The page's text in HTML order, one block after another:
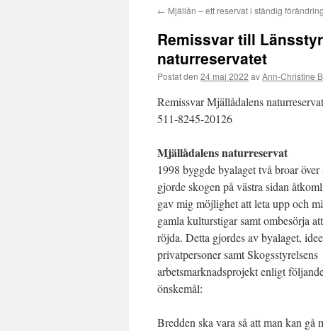
innehåll
← Mjällån – ett reservat i ständig förändring
Remissvar till
naturreservatet
Postat den 24 maj 2022 avAnn-Christine
Remissvar Mjällådalens
511-8245-20126
Mjällådalens naturreservat
1998 byggde byalaget två broar
gjorde skogen på västra sidan
gav mig möjlighet att leta upp och
gamla kulturstigar samt ombesörja
röjda. Detta gjordes av byalaget,
privatpersoner samt Skogsstyrelsens
arbetsmarknadsprojekt enligt
önskemål:
Bredden ska vara så att man kan gå